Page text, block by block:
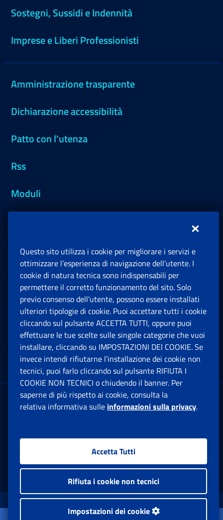
Sostegni, Sussidi e Indennità
Imprese e Liberi Professionisti
Amministrazione trasparente
Dichiarazione accessibilità
Patto con l'utenza
Rss
Moduli
Sedi e Contatti
Software
Note Legali
App mobile
Sede Legale : Via Ciro il Grande, 21
00144 Roma
Facebook: Apre una nuova finestra
Twitter: Apre una nuova finestra
Whatsapp: Apre una nuova
Youtube: Apre una
Instagram:
www.inps.gov.it © 1997-2026
Questo sito utilizza i cookie per migliorare i servizi e
ottimizzare l’esperienza di navigazione dell’utente. I
cookie di natura tecnica sono indispensabili per
permettere il corretto funzionamento del sito. Solo
previo consenso dell’utente, possono essere installati
ulteriori tipologie di cookie. Puoi accettare tutti i cookie
cliccando sul pulsante ACCETTA TUTTI, oppure puoi
effettuare le tue scelte sulle singole categorie che vuoi
installare, cliccando su IMPOSTAZIONI DEI COOKIE. Se
invece intendi rifiutarne l’installazione dei cookie non
tecnici, puoi farlo cliccando sul pulsante RIFIUTA I
COOKIE NON TECNICI o chiudendo il banner. Per
saperne di più rispetto ai cookie, consulta la
relativa informativa sulle informazioni sulla privacy.
Accetta Tutti
Rifiuta i cookie non tecnici
Impostazioni dei cookie